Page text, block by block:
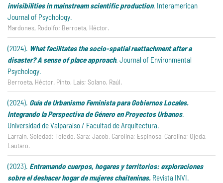
invisibilities in mainstream scientific production. Interamerican
Journal of Psychology.
Mardones, Rodolfo; Berroeta, Héctor.
(2024). What facilitates the socio-spatial reattachment after a
disaster? A sense of place approach. Journal of Environmental
Psychology.
Berroeta, Héctor. Pinto, Laís; Solano, Raúl.
(2024). Guía de Urbanismo Feminista para Gobiernos Locales.
Integrando la Perspectiva de Género en Proyectos Urbanos.
Universidad de Valparaíso / Facultad de Arquitectura.
Larraín, Soledad; Toledo, Sara; Jacob, Carolina; Espinosa, Carolina; Ojeda,
Lautaro.
(2023). Entramando cuerpos, hogares y territorios: exploraciones
sobre el deshacer hogar de mujeres chaiteninas. Revista INVI.